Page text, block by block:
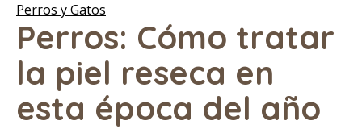
Perros y Gatos
Perros: Cómo tratar
la piel reseca en
esta época del año